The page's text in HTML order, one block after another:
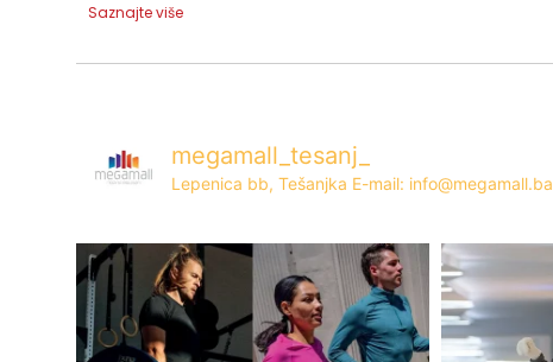
Saznajte više
megamall_tesanj_
Lepenica bb, Tešanjka E-mail: info@megamall.ba